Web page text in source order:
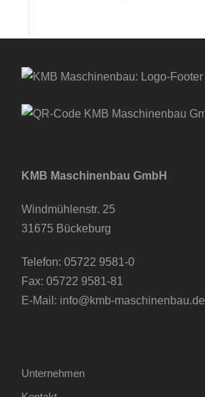
KMB Maschinenbau GmbH
Windmühlenstr. 25
31675 Bückeburg
Telefon: 05722 9581-0
Fax: 05722 9581-81
E-Mail: info@kmb-maschinenbau.de
Unternehmen